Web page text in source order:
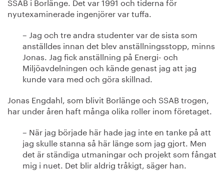
nyutexaminerade ingenjörer var tuffa.
– Jag och tre andra studenter var de sista som
anställdes innan det blev anställningsstopp, minns
Jonas. Jag fick anställning på Energi- och
Miljöavdelningen och kände genast jag att jag
kunde vara med och göra skillnad.
Jonas Engdahl, som blivit Borlänge och SSAB trogen,
har under åren haft många olika roller inom företaget.
– När jag började här hade jag inte en tanke på att
jag skulle stanna så här länge som jag gjort. Men
det är ständiga utmaningar och projekt som fångat
mig i nuet. Det blir aldrig tråkigt, säger han.